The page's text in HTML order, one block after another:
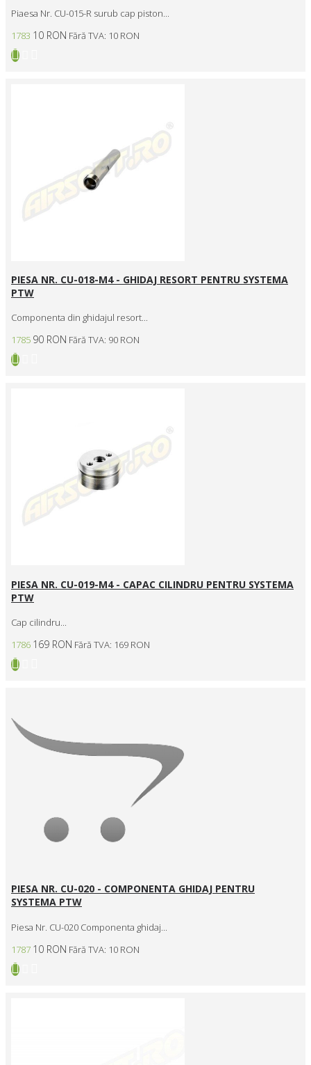
Piaesa Nr. CU-015-R surub cap piston...
1783 10 RON Fără TVA: 10 RON
PIESA NR. CU-018-M4 - GHIDAJ RESORT PENTRU SYSTEMA
PTW
Componenta din ghidajul resort...
1785 90 RON Fără TVA: 90 RON
PIESA NR. CU-019-M4 - CAPAC CILINDRU PENTRU SYSTEMA
PTW
Cap cilindru...
1786 169 RON Fără TVA: 169 RON
PIESA NR. CU-020 - COMPONENTA GHIDAJ PENTRU
SYSTEMA PTW
Piesa Nr. CU-020 Componenta ghidaj...
1787 10 RON Fără TVA: 10 RON